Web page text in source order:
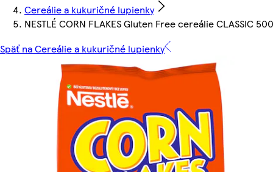
Cereálie a kukuričné lupienky
NESTLÉ CORN FLAKES Gluten Free cereálie CLASSIC
Späť na Cereálie a kukuričné lupienky